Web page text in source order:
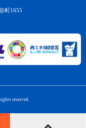
町1655
reserved.